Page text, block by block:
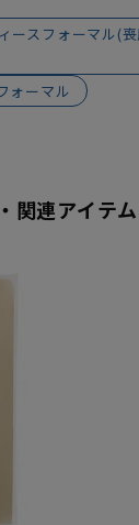
ースフォーマル(
ォーマル
関連アイテム